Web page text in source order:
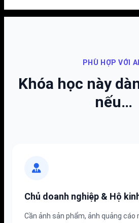
PHÙ HỢP VỚI
Khóa học này
nếu…
Chủ doanh nghiệp & Hộ
Cần ảnh sản phẩm, ảnh quảng cáo